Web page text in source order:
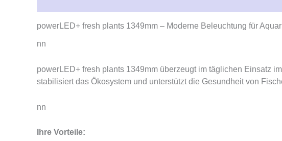
powerLED+ fresh plants 1349mm – Moderne Beleuchtung für
nn
powerLED+ fresh plants 1349mm überzeugt im täglichen Einsatz
stabilisiert das Ökosystem und unterstützt die Gesundheit von
nn
Ihre Vorteile: